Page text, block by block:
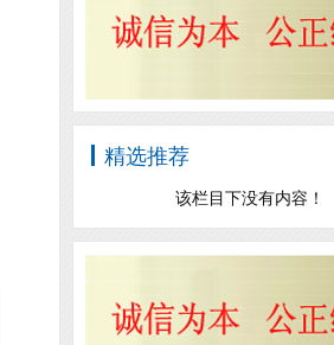
精选推荐
该栏目下没有内容！